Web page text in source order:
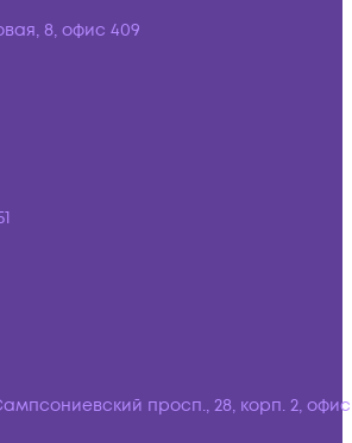
8, офис 409
просп., 28, корп. 2,